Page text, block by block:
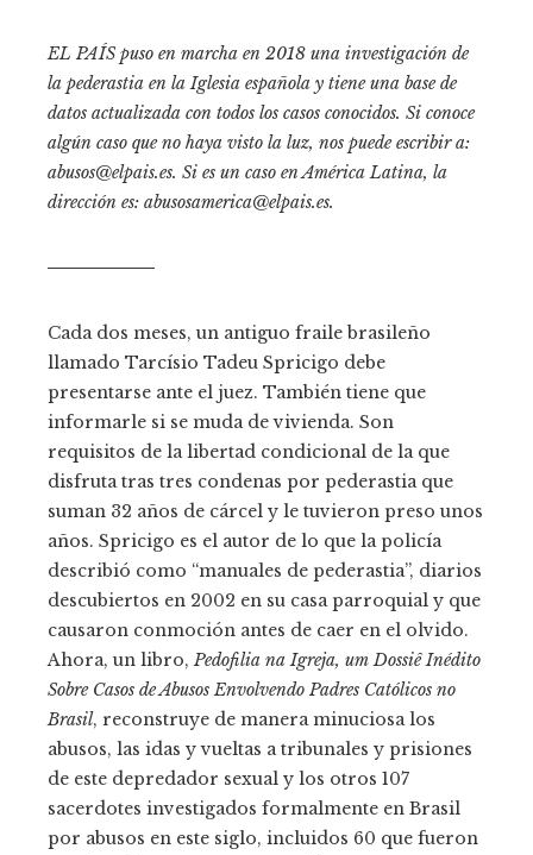
EL PAÍS puso en marcha en 2018 una investigación de
la pederastia en la Iglesia española y tiene una base de
datos actualizada con todos los casos conocidos. Si conoce
algún caso que no haya visto la luz, nos puede escribir a:
abusos@elpais.es. Si es un caso en América Latina, la
dirección es: abusosamerica@elpais.es.
─────────
Cada dos meses, un antiguo fraile brasileño
llamado Tarcísio Tadeu Spricigo debe
presentarse ante el juez. También tiene que
informarle si se muda de vivienda. Son
requisitos de la libertad condicional de la que
disfruta tras tres condenas por pederastia que
suman 32 años de cárcel y le tuvieron preso unos
años. Spricigo es el autor de lo que la policía
describió como “manuales de pederastia”, diarios
descubiertos en 2002 en su casa parroquial y que
causaron conmoción antes de caer en el olvido.
Ahora, un libro,Pedofilia na Igreja, um Dossiê Inédito
Sobre Casos de Abusos Envolvendo Padres Católicos no
Brasil, reconstruye de manera minuciosa los
abusos, las idas y vueltas a tribunales y prisiones
de este depredador sexual y los otros 107
sacerdotes investigados formalmente en Brasil
por abusos en este siglo, incluidos 60 que fueron